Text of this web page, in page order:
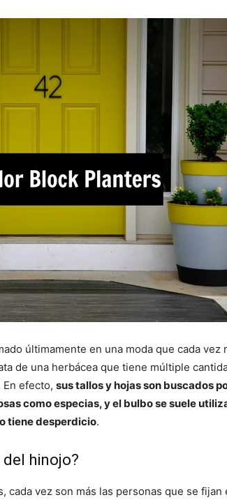
últimamente en una moda que cada vez
de una herbácea que tiene múltiple
efecto, sus tallos y hojas son buscados
como especias, y el bulbo se suele
tiene desperdicio.
hinojo?
cada vez son más las personas que se